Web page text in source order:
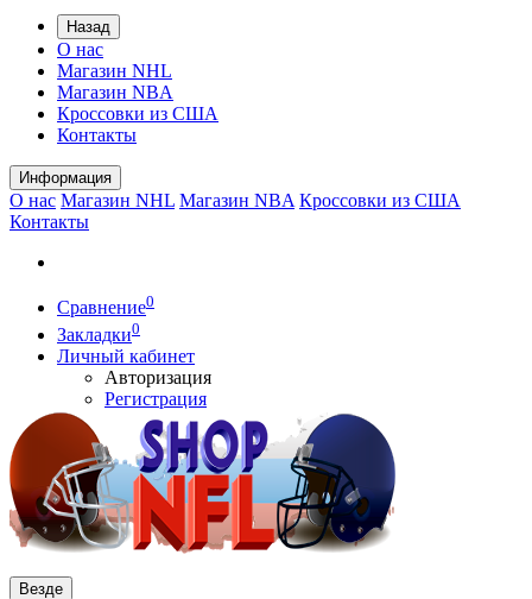
Назад
О нас
Магазин NHL
Магазин NBA
Кроссовки из США
Контакты
Информация
О нас Магазин NHL Магазин NBA Кроссовки из США
Контакты
Сравнение0
Закладки0
Личный кабинет
Авторизация
Регистрация
Везде